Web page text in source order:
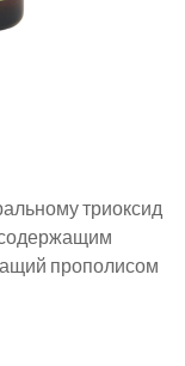
триоксид
прополисом